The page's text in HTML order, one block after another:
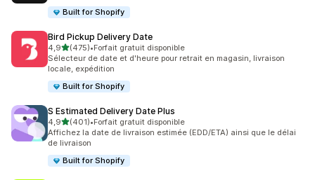
Built for Shopify
Bird Pickup Delivery Date
4,9étoile(s) sur 5
(475)
475 avis au total
•Forfait gratuit disponible
Sélecteur de date et d'heure pour retrait en magasin, livraison
locale, expédition
Built for Shopify
S Estimated Delivery Date Plus
4,9étoile(s) sur 5
(401)
401 avis au total
•Forfait gratuit disponible
Affichez la date de livraison estimée (EDD/ETA) ainsi que le délai
de livraison
Built for Shopify